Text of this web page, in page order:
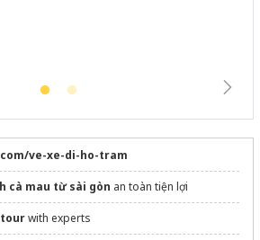
ve-xe-di-ho-tram
cà mau từ sài gòn an toàn tiện lợi
with experts